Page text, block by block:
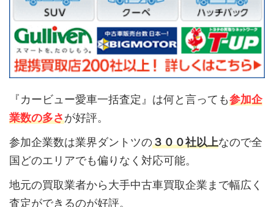
『カービュー愛車一括査定』は何と言っても参加企
業数の多さが好評。
参加企業数は業界ダントツの３００社以上なので全
国どのエリアでも偏りなく対応可能。
地元の買取業者から大手中古車買取企業まで幅広く
査定ができるのが好評。